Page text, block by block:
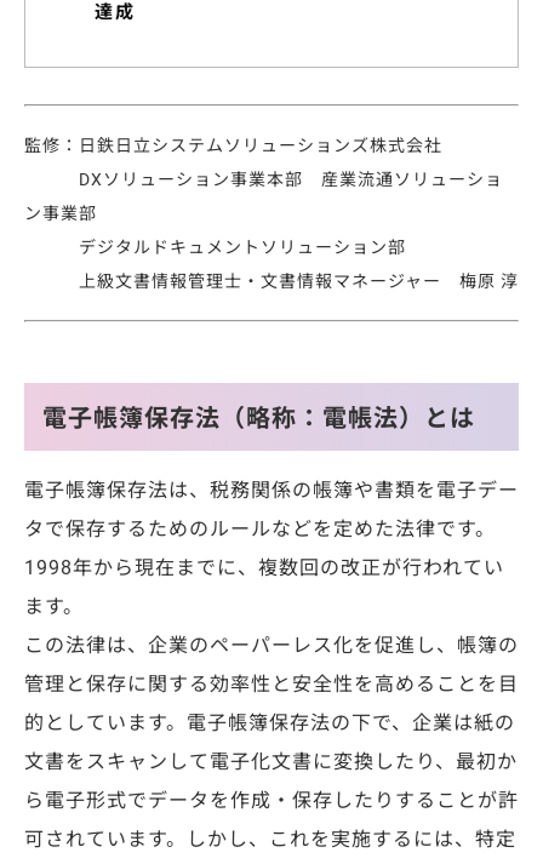
達成
監修：日鉄日立システムソリューションズ株式会社
DXソリューション事業本部 産業流通ソリューショ
ン事業部
デジタルドキュメントソリューション部
上級文書情報管理士・文書情報マネージャー 梅原 淳
電子帳簿保存法（略称：電帳法）とは
電子帳簿保存法は、税務関係の帳簿や書類を電子デー
タで保存するためのルールなどを定めた法律です。
1998年から現在までに、複数回の改正が行われてい
ます。
この法律は、企業のペーパーレス化を促進し、帳簿の
管理と保存に関する効率性と安全性を高めることを目
的としています。電子帳簿保存法の下で、企業は紙の
文書をスキャンして電子化文書に変換したり、最初か
ら電子形式でデータを作成・保存したりすることが許
可されています。しかし、これを実施するには、特定